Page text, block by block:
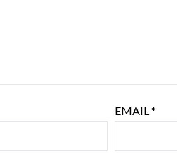
EMAIL*